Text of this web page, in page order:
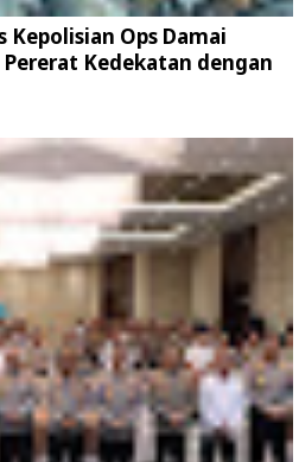
Ops Damai
Pererat Kedekatan dengan